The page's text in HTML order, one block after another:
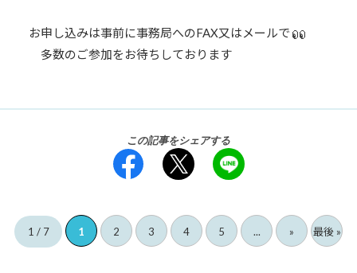
お申し込みは事前に事務局へのFAX又はメールで
多数のご参加をお待ちしております
この記事をシェアする
1 / 7 1 2 3 4 5 ... » 最後 »